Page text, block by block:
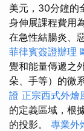
美元，30分鐘的
身伸展課程費用
在急性結腸炎、
菲律賓簽證辦理
覺和能量傳遞之
朵、手等）的微
證 正宗西式外燴
的定義區域，根
的投影。 專業外